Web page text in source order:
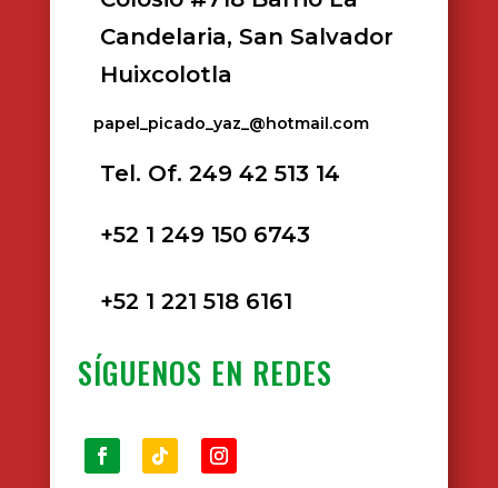
Candelaria, San Salvador
Huixcolotla
papel_picado_yaz_@hotmail.com
Tel. Of. 249 42 513 14
+52 1 249 150 6743
+52 1 221 518 6161
SÍGUENOS EN REDES